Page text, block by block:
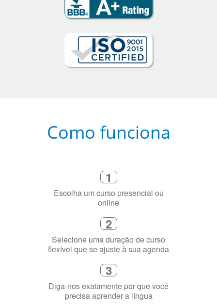
Como funciona
1
Escolha um curso presencial ou
online
2
Selecione uma duração de curso
flexível que se ajuste à sua agenda
3
Diga-nos exatamente por que você
precisa aprender a língua